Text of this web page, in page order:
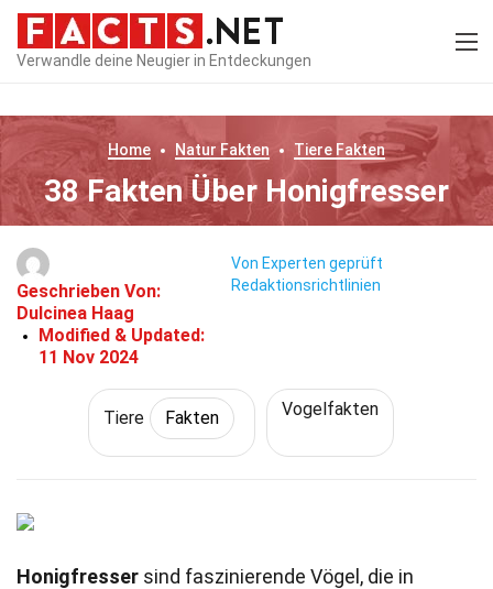
Verwandle deine Neugier in Entdeckungen
Home Natur Fakten Tiere Fakten
38 Fakten Über Honigfresser
Geschrieben Von:
Dulcinea Haag
Modified & Updated:
11 Nov 2024
Von Experten geprüft
Redaktionsrichtlinien
Tiere Fakten Vogelfakten
Honigfresser sind faszinierende Vögel, die in